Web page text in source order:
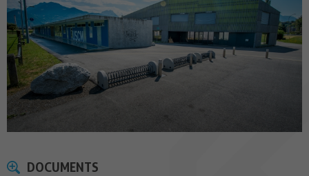
DOCUMENTS